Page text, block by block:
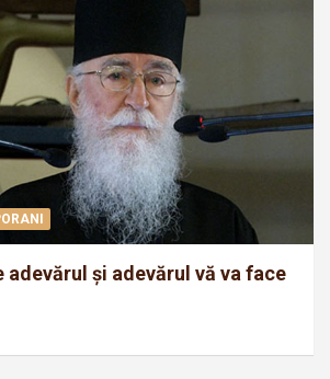
adevărul şi adevărul vă va face